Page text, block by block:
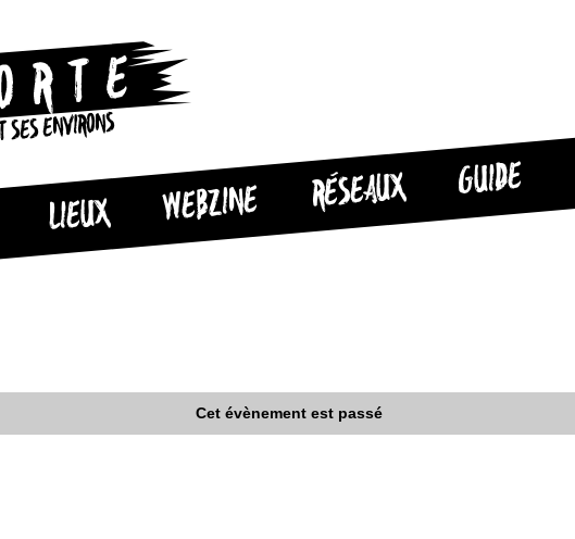
ENVIRONS
LIEUX WEBZINE RÉSEAUX GUIDE
Cet évènement est passé